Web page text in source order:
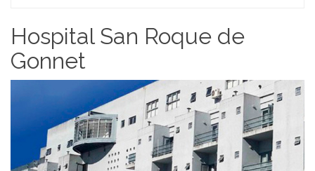
Hospital San Roque de
Gonnet